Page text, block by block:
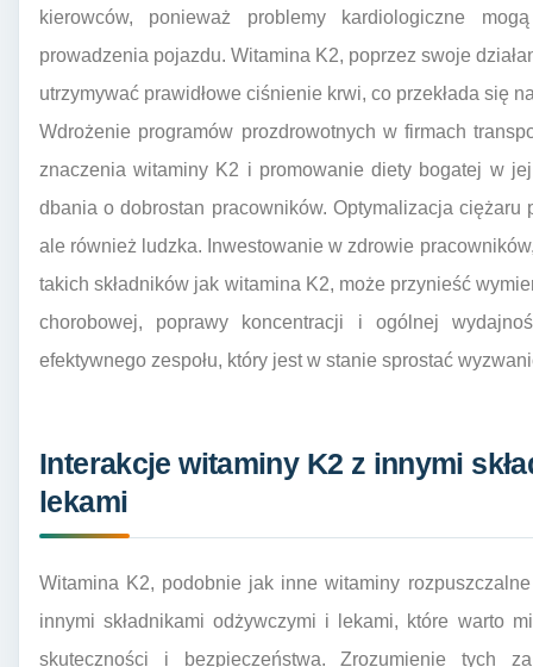
kierowców, ponieważ problemy kardiologiczne
prowadzenia pojazdu. Witamina K2, poprzez swoje
utrzymywać prawidłowe ciśnienie krwi, co przekłada się
Wdrożenie programów prozdrowotnych w firmach
znaczenia witaminy K2 i promowanie diety bogatej w
dbania o dobrostan pracowników. Optymalizacja
ale również ludzka. Inwestowanie w zdrowie
takich składników jak witamina K2, może przynieść
chorobowej, poprawy koncentracji i ogólnej
efektywnego zespołu, który jest w stanie sprostać
Interakcje witaminy K2 z innymi
lekami
Witamina K2, podobnie jak inne witaminy
innymi składnikami odżywczymi i lekami, które warto
skuteczności i bezpieczeństwa. Zrozumienie tych